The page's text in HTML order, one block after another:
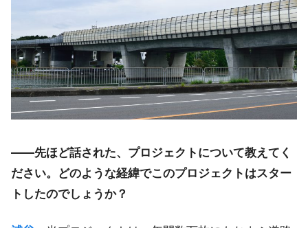
――先ほど話された、プロジェクトについて教えてく
ださい。どのような経緯でこのプロジェクトはスター
トしたのでしょうか？